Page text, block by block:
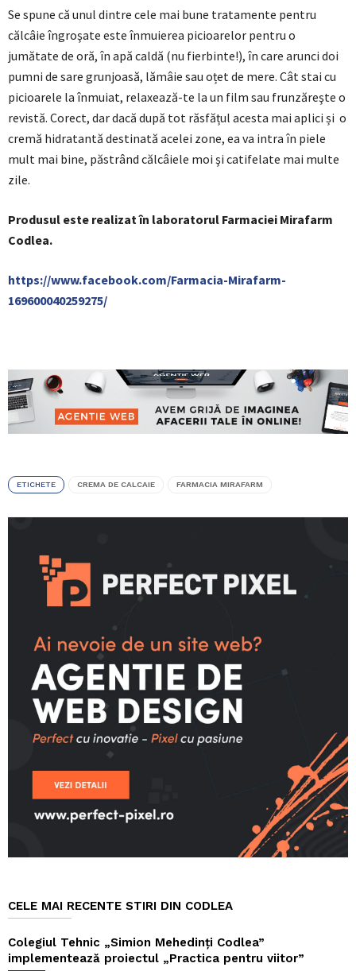
Se spune că unul dintre cele mai bune tratamente pentru
călcâie îngroşate este înmuierea picioarelor pentru o
jumătate de oră, în apă caldă (nu fierbinte!), în care arunci doi
pumni de sare grunjoasă, lămâie sau oțet de mere. Cât stai cu
picioarele la înmuiat, relaxează-te la un film sau frunzăreşte o
revistă. Corect, dar dacă după tot răsfățul acesta mai aplici și o
cremă hidratantă destinată acelei zone, ea va intra în piele
mult mai bine, păstrând călcâiele moi şi catifelate mai multe
zile.
Produsul este realizat în laboratorul Farmaciei Mirafarm
Codlea.
https://www.facebook.com/Farmacia-Mirafarm-
169600040259275/
ETICHETE CREMA DE CALCAIE FARMACIA MIRAFARM
CELE MAI RECENTE STIRI DIN CODLEA
Colegiul Tehnic „Simion Mehedinți Codlea”
implementează proiectul „Practica pentru viitor”